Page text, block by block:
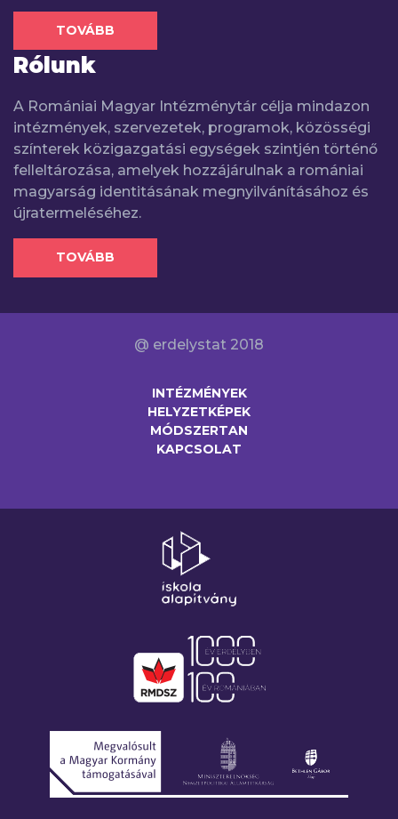
TOVÁBB
Rólunk
A Romániai Magyar Intézménytár célja mindazon
intézmények, szervezetek, programok, közösségi
színterek közigazgatási egységek szintjén történő
felleltározása, amelyek hozzájárulnak a romániai
magyarság identitásának megnyilvánításához és
újratermeléséhez.
TOVÁBB
@ erdelystat 2018
INTÉZMÉNYEK
HELYZETKÉPEK
MÓDSZERTAN
KAPCSOLAT